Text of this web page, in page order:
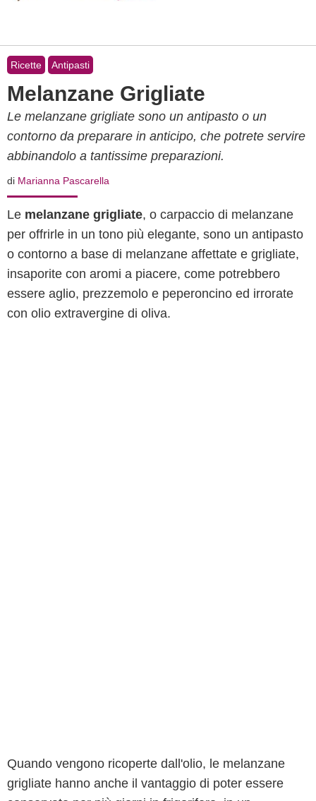
Ricette Antipasti
Melanzane Grigliate
Le melanzane grigliate sono un antipasto o un
contorno da preparare in anticipo, che potrete servire
abbinandolo a tantissime preparazioni.
di Marianna Pascarella
Le melanzane grigliate, o carpaccio di melanzane
per offrirle in un tono più elegante, sono un antipasto
o contorno a base di melanzane affettate e grigliate,
insaporite con aromi a piacere, come potrebbero
essere aglio, prezzemolo e peperoncino ed irrorate
con olio extravergine di oliva.
Quando vengono ricoperte dall'olio, le melanzane
grigliate hanno anche il vantaggio di poter essere